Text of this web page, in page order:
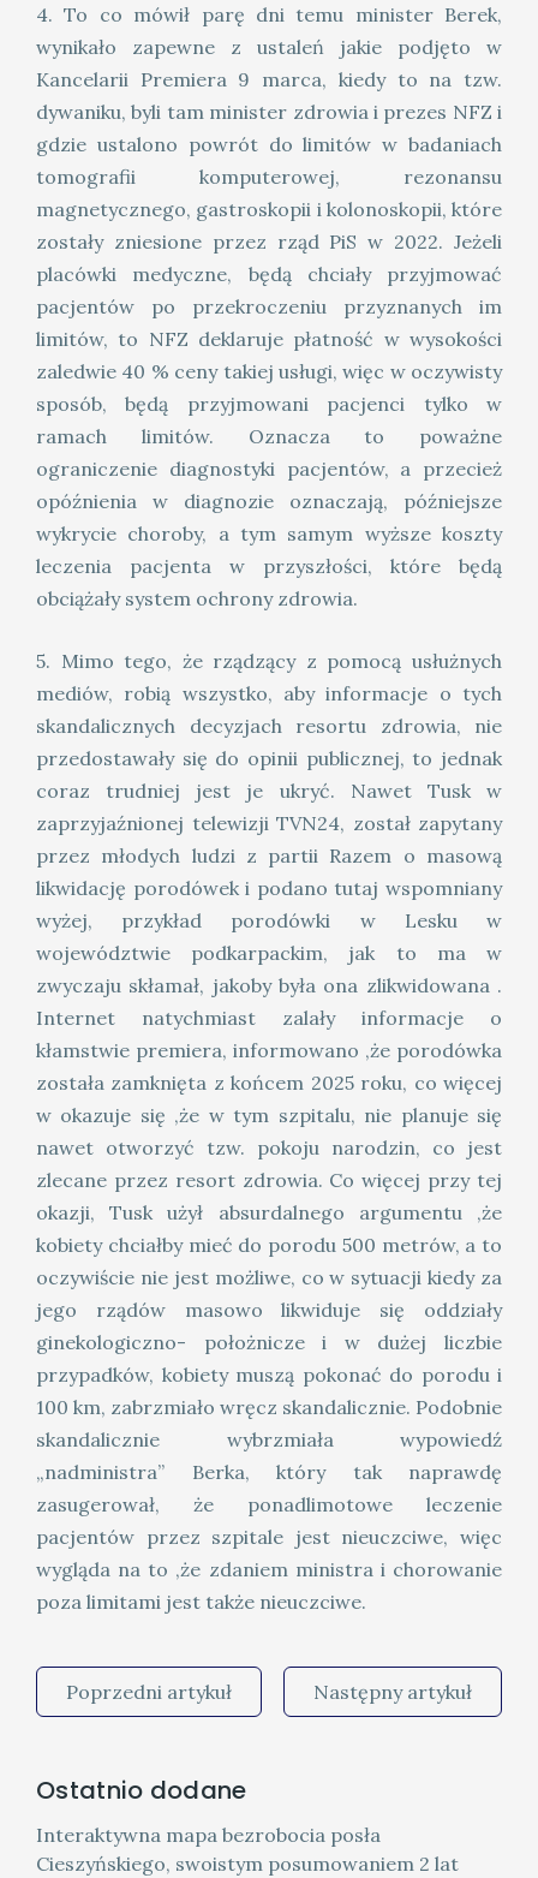
4. To co mówił parę dni temu minister Berek,
wynikało zapewne z ustaleń jakie podjęto w
Kancelarii Premiera 9 marca, kiedy to na tzw.
dywaniku, byli tam minister zdrowia i prezes NFZ i
gdzie ustalono powrót do limitów w badaniach
tomografii komputerowej, rezonansu
magnetycznego, gastroskopii i kolonoskopii, które
zostały zniesione przez rząd PiS w 2022. Jeżeli
placówki medyczne, będą chciały przyjmować
pacjentów po przekroczeniu przyznanych im
limitów, to NFZ deklaruje płatność w wysokości
zaledwie 40 % ceny takiej usługi, więc w oczywisty
sposób, będą przyjmowani pacjenci tylko w
ramach limitów. Oznacza to poważne
ograniczenie diagnostyki pacjentów, a przecież
opóźnienia w diagnozie oznaczają, późniejsze
wykrycie choroby, a tym samym wyższe koszty
leczenia pacjenta w przyszłości, które będą
obciążały system ochrony zdrowia.
5. Mimo tego, że rządzący z pomocą usłużnych
mediów, robią wszystko, aby informacje o tych
skandalicznych decyzjach resortu zdrowia, nie
przedostawały się do opinii publicznej, to jednak
coraz trudniej jest je ukryć. Nawet Tusk w
zaprzyjaźnionej telewizji TVN24, został zapytany
przez młodych ludzi z partii Razem o masową
likwidację porodówek i podano tutaj wspomniany
wyżej, przykład porodówki w Lesku w
województwie podkarpackim, jak to ma w
zwyczaju skłamał, jakoby była ona zlikwidowana .
Internet natychmiast zalały informacje o
kłamstwie premiera, informowano ,że porodówka
została zamknięta z końcem 2025 roku, co więcej
w okazuje się ,że w tym szpitalu, nie planuje się
nawet otworzyć tzw. pokoju narodzin, co jest
zlecane przez resort zdrowia. Co więcej przy tej
okazji, Tusk użył absurdalnego argumentu ,że
kobiety chciałby mieć do porodu 500 metrów, a to
oczywiście nie jest możliwe, co w sytuacji kiedy za
jego rządów masowo likwiduje się oddziały
ginekologiczno- położnicze i w dużej liczbie
przypadków, kobiety muszą pokonać do porodu i
100 km, zabrzmiało wręcz skandalicznie. Podobnie
skandalicznie wybrzmiała wypowiedź
„nadministra” Berka, który tak naprawdę
zasugerował, że ponadlimotowe leczenie
pacjentów przez szpitale jest nieuczciwe, więc
wygląda na to ,że zdaniem ministra i chorowanie
poza limitami jest także nieuczciwe.
Poprzedni artykuł Następny artykuł
Ostatnio dodane
Interaktywna mapa bezrobocia posła
Cieszyńskiego, swoistym posumowaniem 2 lat